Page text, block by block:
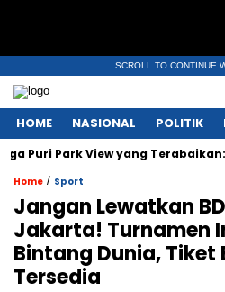
SCROLL TO CONTINUE
HOME NASIONAL POLITIK
View yang Terabaikan: Tak
Home / Sport
Jangan Lewatkan
Jakarta! Turnamen
Bintang Dunia, Tiket
Tersedia